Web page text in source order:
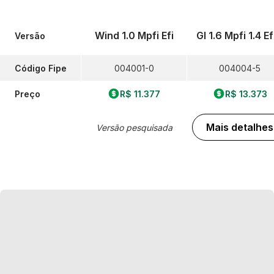
Versão
Código Fipe
Preço
Wind 1.0 Mpfi Efi
004001-0
R$ 11.377
Versão pesquisada
Gl 1.6 Mpfi 1.4
004004-5
R$ 13.373
Mais detalhes